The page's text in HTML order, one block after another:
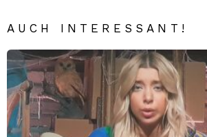
AUCH INTERESSANT!